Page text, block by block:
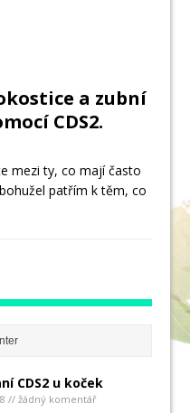
a zubní
CDS2.
mezi ty, co mají často
patřím k těm, co
CDS2 u koček
// žádný komentář